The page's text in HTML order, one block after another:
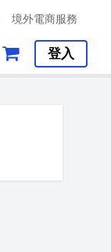
境外電商服務
登入